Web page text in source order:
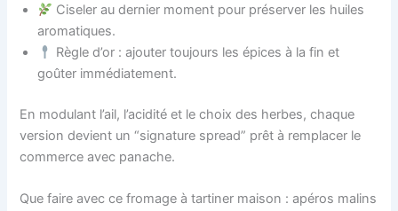
Ciseler au dernier moment pour préserver les huiles
aromatiques.
Règle d’or : ajouter toujours les épices à la fin et
goûter immédiatement.
En modulant l’ail, l’acidité et le choix des herbes, chaque
version devient un “signature spread” prêt à remplacer le
commerce avec panache.
Que faire avec ce fromage à tartiner maison : apéros malins